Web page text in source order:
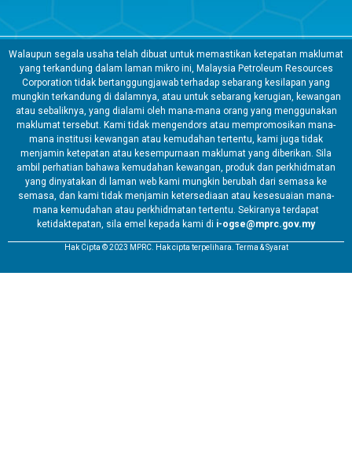
Walaupun segala usaha telah dibuat untuk memastikan ketepatan maklumat
yang terkandung dalam laman mikro ini, Malaysia Petroleum Resources
Corporation tidak bertanggungjawab terhadap sebarang kesilapan yang
mungkin terkandung di dalamnya, atau untuk sebarang kerugian, kewangan
atau sebaliknya, yang dialami oleh mana-mana orang yang menggunakan
maklumat tersebut. Kami tidak mengendors atau mempromosikan mana-
mana institusi kewangan atau kemudahan tertentu, kami juga tidak
menjamin ketepatan atau kesempurnaan maklumat yang diberikan. Sila
ambil perhatian bahawa kemudahan kewangan, produk dan perkhidmatan
yang dinyatakan di laman web kami mungkin berubah dari semasa ke
semasa, dan kami tidak menjamin ketersediaan atau kesesuaian mana-
mana kemudahan atau perkhidmatan tertentu. Sekiranya terdapat
ketidaktepatan, sila emel kepada kami di i-ogse@mprc.gov.my
Hak Cipta © 2023 MPRC. Hak cipta terpelihara. Terma & Syarat